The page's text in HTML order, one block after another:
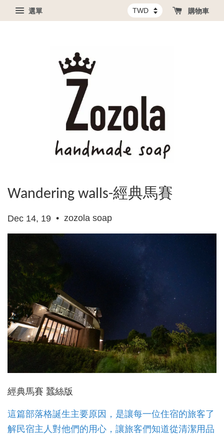
選單 購物車
Wandering walls-經典馬賽
Dec 14, 19 • zozola soap
經典馬賽 蠶絲版
這篇部落格誕生主要原因，是讓每一位住宿的旅客了
解民宿主人對他們的用心，讓旅客們知道從清潔用品